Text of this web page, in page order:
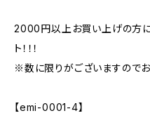
2000円以上お買い上げの方
ト！！！
※数に限りがございますのでお
【emi-0001-4】